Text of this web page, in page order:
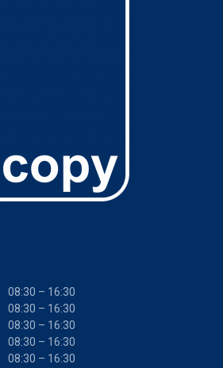
08:30 – 16:30
08:30 – 16:30
08:30 – 16:30
08:30 – 16:30
08:30 – 16:30